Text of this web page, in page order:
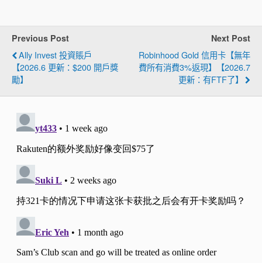
Previous Post
Ally Invest 投資賬戶
【2026.6 更新：$200 開戶獎
勵】
Next Post
Robinhood Gold 信用卡【無年
費所有消費3%返現】【2026.7
更新：有FTF了】